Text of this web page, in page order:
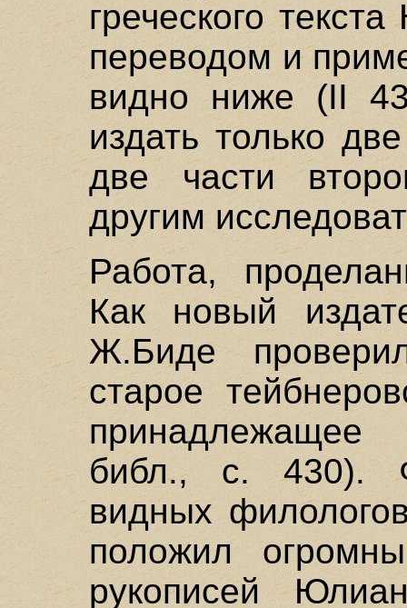
греческого
переводом и
видно ниже (II
издать только
две части
другим
Работа,
Как новый
Ж.Биде
старое
библ., с. 430).
видных
положил
рукописей